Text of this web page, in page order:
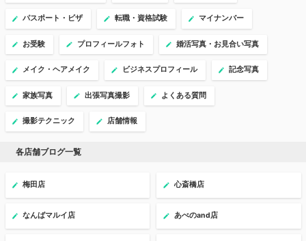
パスポート・ビザ 転職・資格試験 マイナンバー
お受験 プロフィールフォト 婚活写真・お見合い写真
メイク・ヘアメイク ビジネスプロフィール 記念写真
家族写真 出張写真撮影 よくある質問
撮影テクニック 店舗情報
各店舗ブログ一覧
梅田店 心斎橋店
なんばマルイ店 あべのand店